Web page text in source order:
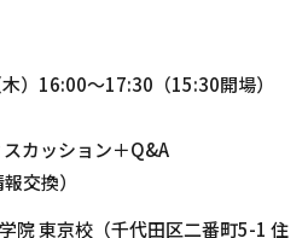
）16:00～17:30（15:30開場）
カッション＋Q&A
交換）
院 東京校（千代田区二番町5-1 住